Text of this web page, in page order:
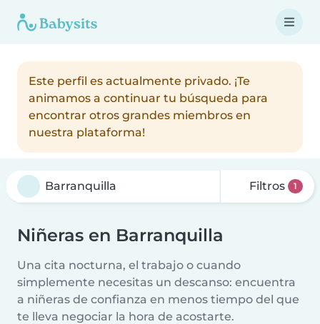
Este perfil es actualmente privado. ¡Te
animamos a continuar tu búsqueda para
encontrar otros grandes miembros en
nuestra plataforma!
Filtros 1
Niñeras en Barranquilla
Una cita nocturna, el trabajo o cuando
simplemente necesitas un descanso: encuentra
a niñeras de confianza en menos tiempo del que
te lleva negociar la hora de acostarte.